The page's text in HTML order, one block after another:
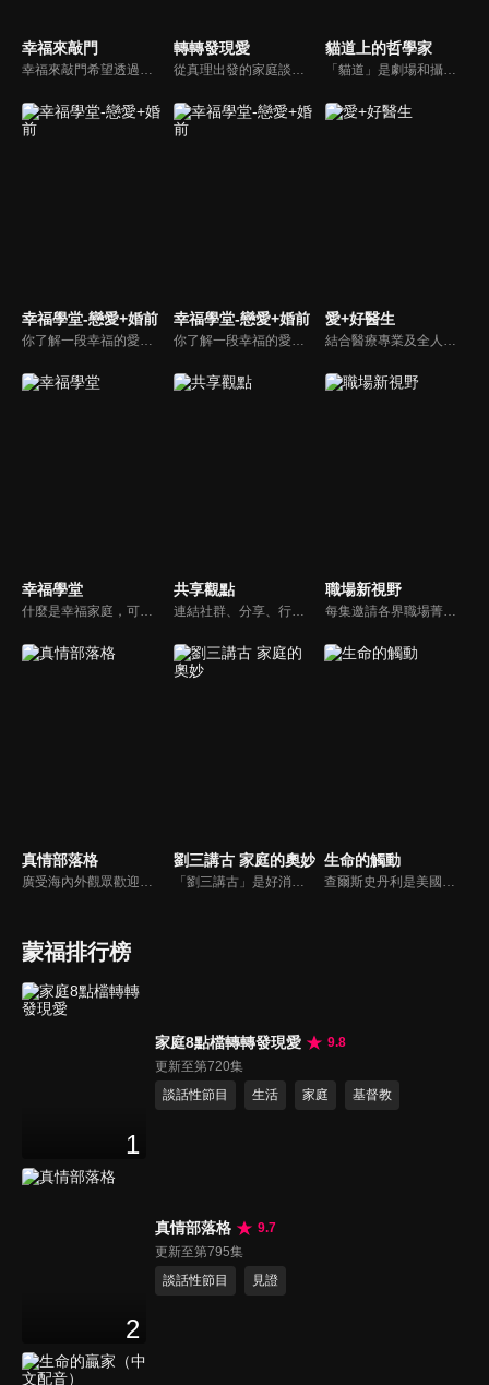
幸福來敲門 轉轉發現愛 貓道上的哲學家
「貓道」是劇場和攝影棚的象徵，而孩子是天生的哲學家，他們進入攝影棚中的小劇場思考、對話，並且從貓道上看下來，總是會有不同視角，故片名為《貓道上的哲學家》，在GOOD TV播出。
幸福學堂-戀愛+婚前
你了解一段幸福的愛情是如何發展出來的嗎？你對你心中那一個對象，到底是愛還是喜歡？難道喜歡跟愛差距很大嗎？讓我們的大師來消除你心中的疑惑。
幸福學堂-戀愛+婚前
你了解一段幸福的愛情是如何發展出來的嗎？你對你心中那一個對象，到底是愛還是喜歡？難道喜歡跟愛差距很大嗎？讓我們的大師來消除你心中的疑惑。
愛+好醫生
結合醫療專業及全人關懷的新型態節目，主持人黃瑽寧醫師親訪家庭，跨領域醫療顧問團全方位檢視，提供最完整、實用和正確的資訊來守護孩子的健康。
幸福學堂
什麼是幸福家庭，可能很多人會覺得「幸福家庭」是天方夜譚，在這一集當中，簡老師要告訴您，如何跨越婚姻的顛簸之路，建立幸福家庭，且根據他多年輔導經驗，歸類出幸福家庭的特質，讓幸福家庭不是再是虛假的口號，而是能夠真實落實在生活當中。
共享觀點
連結社群、分享、行動的特色，運用講道學的架構，談論包含基要真理、生活話題及神學裝備三大面向主題。身為第六代基督徒，從小在教會中長大的周巽正，與第一代基督徒的廖文華，背景及生活經歷都不同，在節目中以輕鬆對談的方式，貢獻出不同角度的觀點。
職場新視野
每集邀請各界職場菁英分享心路歷程與觀點，喬美倫老師也透過主題性的真理論述，幫助你我走入合神心意的職場文化。
真情部落格
廣受海內外觀眾歡迎的真情部落格，是以見證故事為主軸的訪談節目，由知名主播夏嘉璐主持，莊信德牧師、黃國倫牧師回應，來賓在節目中自在的暢談自己的生命歷程，這些最真實的生命見證也幫助許多人走出低谷。
劉三講古 家庭的奧妙
「劉三講古」是好消息最老牌的節目，除了加入戲劇元素「喳唸伯與長腳姨」外，並蒐集無數史料，找到美好而精彩的基督徒生命故事，好讓福音更輕鬆真實的呈現在觀眾眼前。
生命的觸動
查爾斯史丹利是美國第一浸信會的榮譽牧師，也是In Touch Ministries（生命的觸動）的創始人，更是紐約時報暢銷書作家。
蒙福排行榜
1
家庭8點檔轉轉發現愛
9.8
更新至第720集
談話性節目
生活 家庭 基督教
2
真情部落格
9.7
更新至第795集
談話性節目
見證